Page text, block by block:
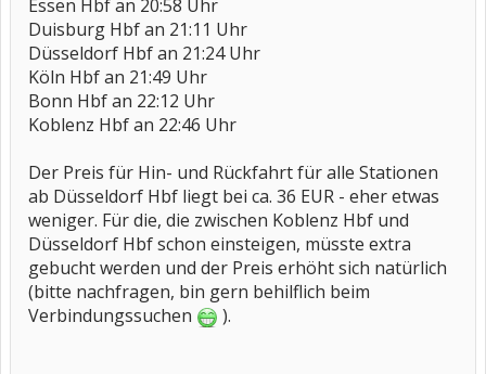
Essen Hbf an 20:58 Uhr
Duisburg Hbf an 21:11 Uhr
Düsseldorf Hbf an 21:24 Uhr
Köln Hbf an 21:49 Uhr
Bonn Hbf an 22:12 Uhr
Koblenz Hbf an 22:46 Uhr
Der Preis für Hin- und Rückfahrt für alle Stationen
ab Düsseldorf Hbf liegt bei ca. 36 EUR - eher etwas
weniger. Für die, die zwischen Koblenz Hbf und
Düsseldorf Hbf schon einsteigen, müsste extra
gebucht werden und der Preis erhöht sich natürlich
(bitte nachfragen, bin gern behilflich beim
Verbindungssuchen
).